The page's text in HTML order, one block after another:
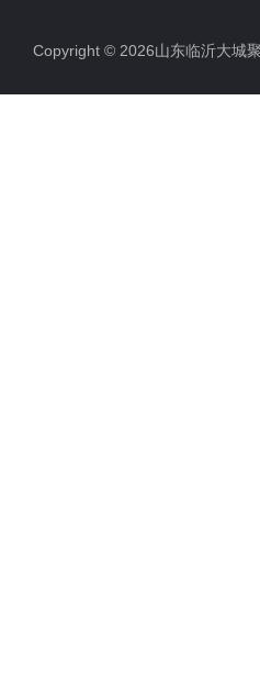
Copyright © 2026山东临沂大城